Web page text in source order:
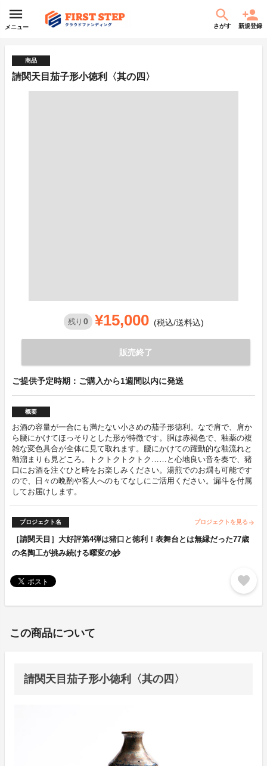
メニュー さがす 新規登録
商品
請関天目茄子形小徳利〈其の四〉
残り 0 ¥15,000 (税込/送料込)
販売終了
ご提供予定時期：ご購入から1週間以内に発送
概要
お酒の容量が一合にも満たない小さめの茄子形徳利。なで肩で、肩か
ら腰にかけてほっそりとした形が特徴です。胴は赤褐色で、釉薬の複
雑な変色具合が全体に見て取れます。腰にかけての躍動的な釉流れと
釉溜まりも見どころ。トクトクトクトク……と心地良い音を奏で、猪
口にお酒を注ぐひと時をお楽しみください。湯煎でのお燗も可能です
ので、日々の晩酌や客人へのもてなしにご活用ください。漏斗を付属
してお届けします。
プロジェクト名 プロジェクトを見る arrow_forward
［請関天目］大好評第4弾は猪口と徳利！表舞台とは無縁だった77歳
の名陶工が挑み続ける曜変の妙
favorite
この商品について
請関天目茄子形小徳利〈其の四〉